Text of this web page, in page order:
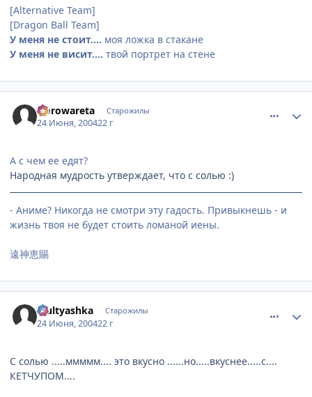
[Alternative Team]
[Dragon Ball Team]
У меня не стоит.... моя ложка в стакане
У меня не висит.... твой портрет на стене
Norowareta Старожилы
24 Июня, 200422 г
А с чем ее едят?
Народная мудрость утверждает, что с солью :)
- Аниме? Никогда не смотри эту гадость. Привыкнешь - и
жизнь твоя не будет стоить ломаной иены.
遠神恵賜
Multyashka Старожилы
24 Июня, 200422 г
С солью .....ммммм.... это вкусно ......но.....вкуснее.....с....
КЕТЧУПОМ....